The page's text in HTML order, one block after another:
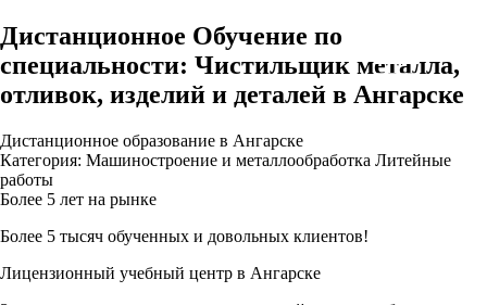
Дистанционное Обучение по
специальности: Чистильщик металла,
отливок, изделий и деталей в Ангарске
Дистанционное образование в Ангарске
Категория: Машиностроение и металлообработка Литейные
работы
Более 5 лет на рынке
Более 5 тысяч обученных и довольных клиентов!
Лицензионный учебный центр в Ангарске